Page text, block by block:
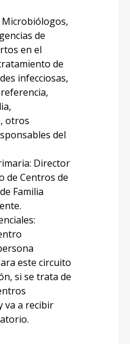
Microbiólogos,
de
en el
de
infecciosas,
otros
del
Director
de Centros de
Familia
este circuito
si se trata de
va a recibir